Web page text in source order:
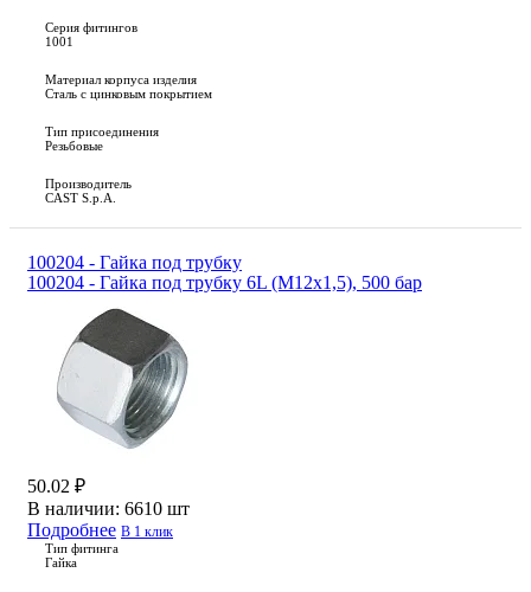
Серия фитингов
1001
Материал корпуса изделия
Сталь с цинковым покрытием
Тип присоединения
Резьбовые
Производитель
CAST S.p.A.
100204 - Гайка под трубку
100204 - Гайка под трубку 6L (М12х1,5), 500 бар
50.02 ₽
В наличии: 6610 шт
Подробнее В 1 клик
Тип фитинга
Гайка